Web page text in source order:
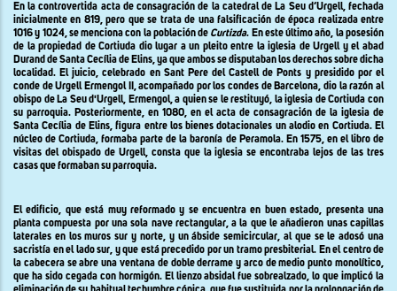
En lacontrovertida acta de consagración de la catedral de La Seu d’Urgell, fechada
inicialmente en 819, pero que se trata de una falsificación de época realizada entre
1016 y 1024,se menciona con la población de Curtizda. En este último año, la posesión
de la propiedad de Cortiuda dio lugar a un pleito entre la iglesia de Urgell y el abad
Durand de Santa Cecília de Elins, ya que ambos se disputaban los derechos sobre dicha
localidad. El juicio, celebrado en Sant Pere del Castell de Ponts y presidido por el
conde de Urgell Ermengol II, acompañado por los condes de Barcelona, dio la razón al
obispo de La Seu d'Urgell, Ermengol, a quien se le restituyó, la iglesia de Cortiuda con
su parroquia. Posteriormente, en 1080, en el acta de consagración de la iglesia de
Santa Cecília de Elins, figura entre los bienes dotacionales un alodio en Cortiuda. El
núcleo de Cortiuda, formaba parte de la baronía de Peramola. En 1575, en el libro de
visitas del obispado de Urgell, consta que la iglesia se encontraba lejos de las tres
casas que formaban su parroquia.
El edificio, que está muy reformado y se encuentra en buen estado, presenta una
planta compuesta por una sola nave rectangular, a la que le añadieron unas capillas
laterales en los muros sur y norte, y un ábside semicircular, al que se le adosó una
sacristía en el lado sur, y que está precedido por un tramo presbiterial. En el centro de
la cabecera se abre una ventana de doble derrame y arco de medio punto monolítico,
que ha sido cegada con hormigón. El lienzo absidal fue sobrealzado, lo que implicó la